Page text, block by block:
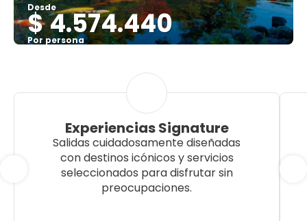
Desde
$ 4.574.440
Por persona
Experiencias Signature
Salidas cuidadosamente diseñadas
con destinos icónicos y servicios
seleccionados para disfrutar sin
preocupaciones.